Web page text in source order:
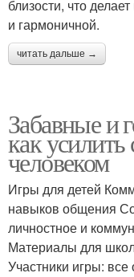
близости, что
и гармоничной.
читать дальше →
Забавные и
как
человеком
Игры для детей
навыков общения
личностное и
Материалы для
Участники игры: